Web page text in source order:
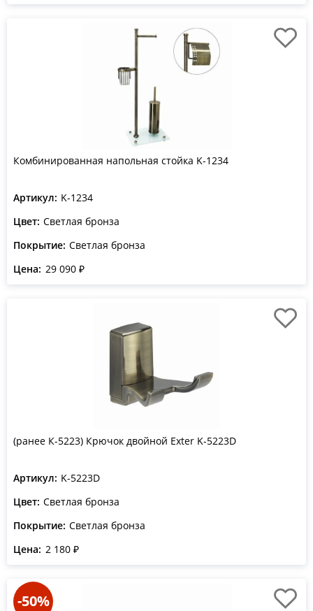
Комбинированная напольная стойка K-1234
Артикул: K-1234
Цвет: Светлая бронза
Покрытие: Светлая бронза
Цена: 29 090 ₽
(ранее К-5223) Крючок двойной Exter K-5223D
Артикул: K-5223D
Цвет: Светлая бронза
Покрытие: Светлая бронза
Цена: 2 180 ₽
-50%